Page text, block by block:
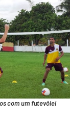
com um futevôlei